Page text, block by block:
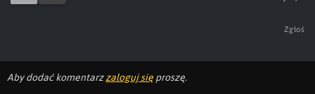
Zgłoś
Aby dodać komentarzzaloguj się proszę.